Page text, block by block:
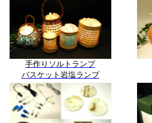
手作りソルトランプ
バスケット岩塩ランプ